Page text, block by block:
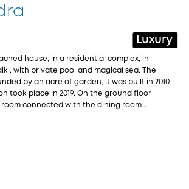
Luxury
house, in a residential complex, in
with private pool and magical sea. The
by an acre of garden, it was built in 2010
took place in 2019. On the ground floor
connected with the dining room ...